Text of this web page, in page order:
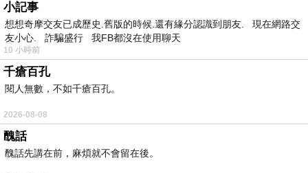
藝」！
阿文也很高興，認識妳！
祝福妳‥
新春愉快！
萬事如意！
阿文
(85)1996.02.02.五
小記事
想想奇摩交友已成歷史.舊版的時候.還有緣分認識到朋友. 現在網路交
友小心. 詐騙盛行 我FB都沒在使用聊天
10 小時前
千瘡百孔
閱人無數，不如千瘡百孔。
2026-08-08
醜話
醜話先講在前，麻煩就不會留在後。